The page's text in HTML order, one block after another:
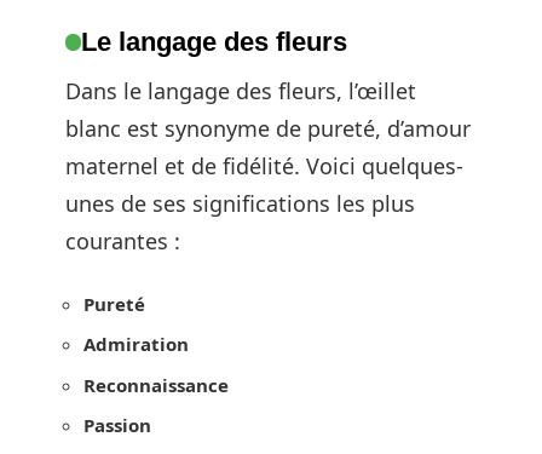
Le langage des fleurs
Dans le langage des fleurs, l’œillet
blanc est synonyme de pureté, d’amour
maternel et de fidélité. Voici quelques-
unes de ses significations les plus
courantes :
Pureté
Admiration
Reconnaissance
Passion